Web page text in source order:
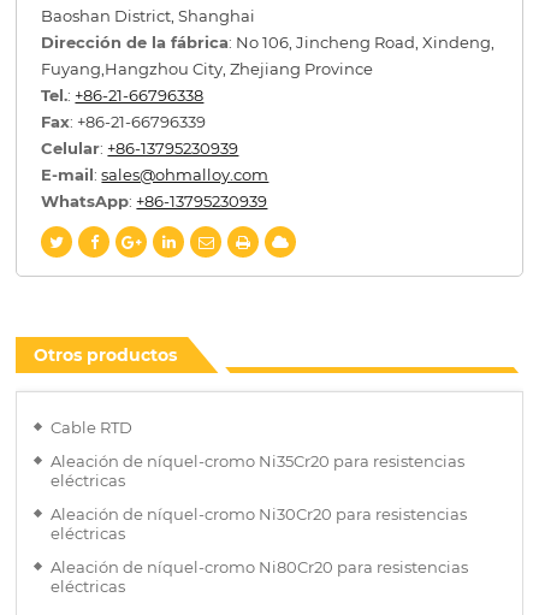
Baoshan District, Shanghai
Dirección de la fábrica: No 106, Jincheng Road, Xindeng,
Fuyang,Hangzhou City, Zhejiang Province
Tel.: +86-21-66796338
Fax: +86-21-66796339
Celular: +86-13795230939
E-mail:sales@ohmalloy.com
WhatsApp: +86-13795230939
Otros productos
Cable RTD
Aleación de níquel-cromo Ni35Cr20 para resistencias
eléctricas
Aleación de níquel-cromo Ni30Cr20 para resistencias
eléctricas
Aleación de níquel-cromo Ni80Cr20 para resistencias
eléctricas